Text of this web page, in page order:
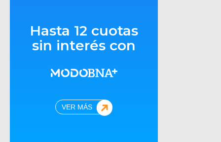
Hasta 12 cuotas
sin interés con
VER MÁS